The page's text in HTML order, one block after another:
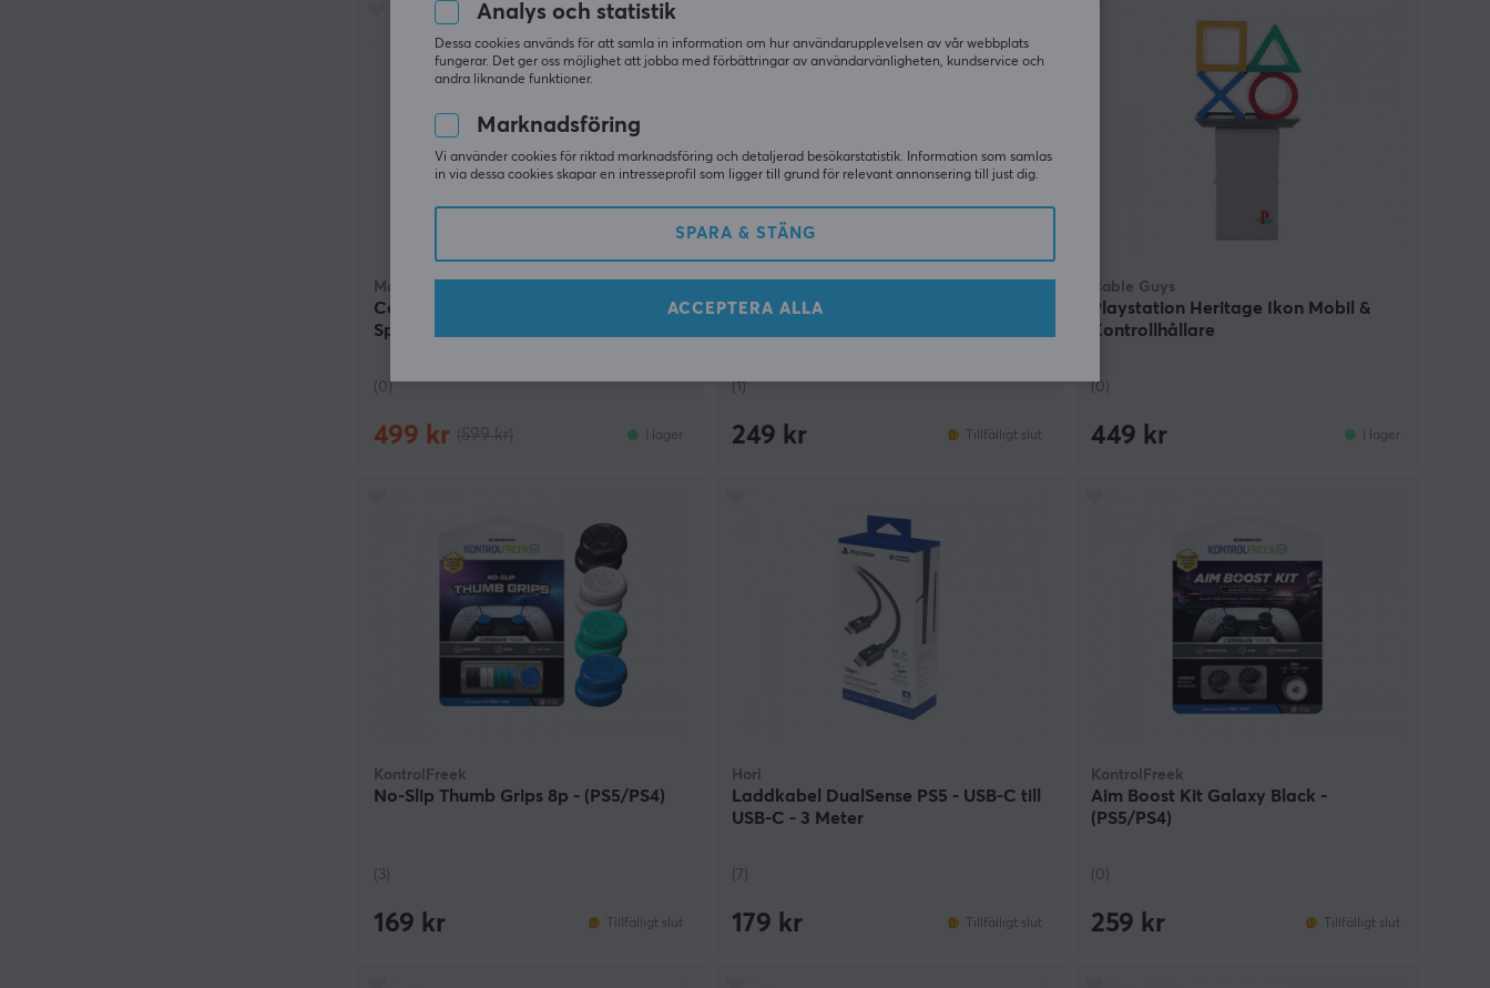
SPARA 17%
MaxCustom
Cotton Typing Gloves - Varma
Spelhandskar - S/M
(0)
499 kr I lager
Miles Morales Spider-Man Mobil &
(1)
249 kr Tillfälligt slut
Cable Guys
Playstation Heritage Ikon Mobil &
Kontrollhållare
(0)
449 kr I lager
KontrolFreek
No-Slip Thumb Grips 8p - (PS5/PS4)
(3)
169 kr Tillfälligt slut
Hori
Laddkabel DualSense PS5 - USB-C till
USB-C - 3 Meter
(7)
179 kr Tillfälligt slut
KontrolFreek
Aim Boost Kit Galaxy Black -
(PS5/PS4)
(0)
259 kr Tillfälligt slut
Analys och statistik
Dessa cookies används för att samla in information om hur användarupplevelsen av vår webbplats
fungerar. Det ger oss möjlighet att jobba med förbättringar av användarvänligheten, kundservice och
andra liknande funktioner.
Marknadsföring
Vi använder cookies för riktad marknadsföring och detaljerad besökarstatistik. Information som samlas
in via dessa cookies skapar en intresseprofil som ligger till grund för relevant annonsering till just dig.
SPARA & STÄNG
ACCEPTERA ALLA